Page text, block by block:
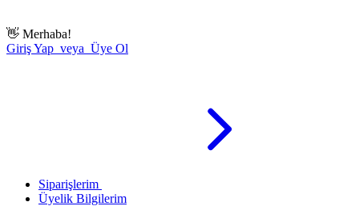
👋 Merhaba!
Giriş Yap veya Üye Ol
Siparişlerim
Üyelik Bilgilerim